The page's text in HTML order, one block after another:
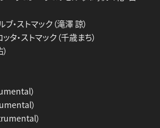
ストマック（滝澤 諒）
・ストマック（千歳まち）
）
）
）